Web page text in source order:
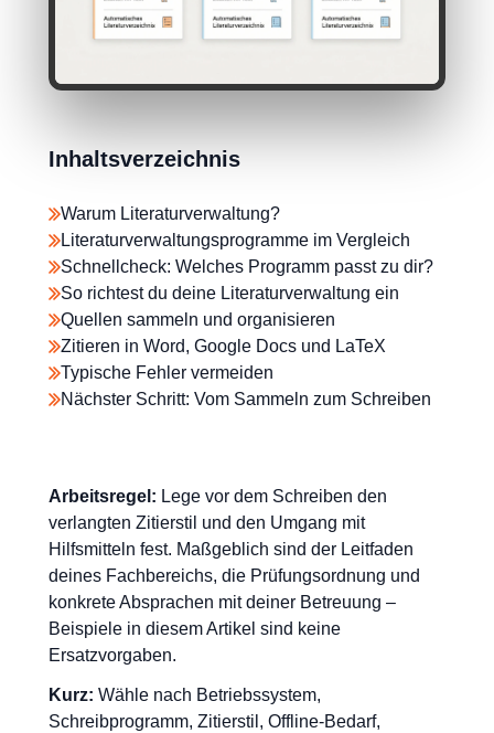
Inhaltsverzeichnis
Warum Literaturverwaltung?
Literaturverwaltungsprogramme im Vergleich
Schnellcheck: Welches Programm passt zu dir?
So richtest du deine Literaturverwaltung ein
Quellen sammeln und organisieren
Zitieren in Word, Google Docs und LaTeX
Typische Fehler vermeiden
Nächster Schritt: Vom Sammeln zum Schreiben
Arbeitsregel: Lege vor dem Schreiben den
verlangten Zitierstil und den Umgang mit
Hilfsmitteln fest. Maßgeblich sind der Leitfaden
deines Fachbereichs, die Prüfungsordnung und
konkrete Absprachen mit deiner Betreuung –
Beispiele in diesem Artikel sind keine
Ersatzvorgaben.
Kurz: Wähle nach Betriebssystem,
Schreibprogramm, Zitierstil, Offline-Bedarf,